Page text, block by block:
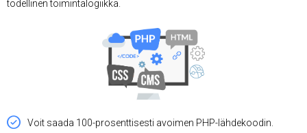
todellinen toimintalogiikka.
Voit saada 100-prosenttisesti avoimen PHP-lähdekoodin.